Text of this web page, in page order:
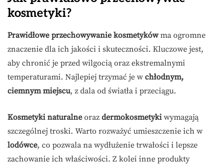
kosmetyki?
Prawidłowe przechowywanie kosmetykówma ogromne
znaczenie dla ich jakości i skuteczności. Kluczowe jest,
aby chronić je przed wilgocią oraz ekstremalnymi
temperaturami. Najlepiej trzymać je w chłodnym,
ciemnym miejscu, z dala od światła i przeciągu.
Kosmetyki naturalne oraz dermokosmetyki wymagają
szczególnej troski. Warto rozważyć umieszczenie ich w
lodówce, co pozwala na wydłużenie trwałości i lepsze
zachowanie ich właściwości. Z kolei inne produkty